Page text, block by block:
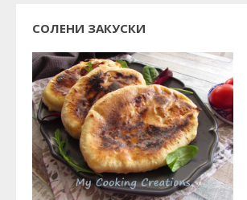
СОЛЕНИ ЗАКУСКИ